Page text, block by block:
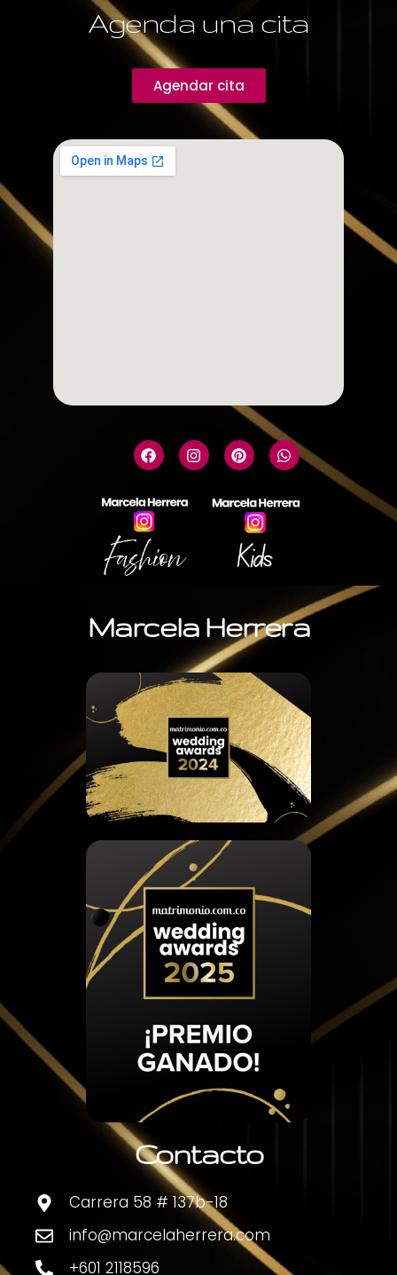
Agenda una cita
Agendar cita
Marcela Herrera
Contacto
Carrera 58 # 137b-18
info@marcelaherrera.com
+601 2118596